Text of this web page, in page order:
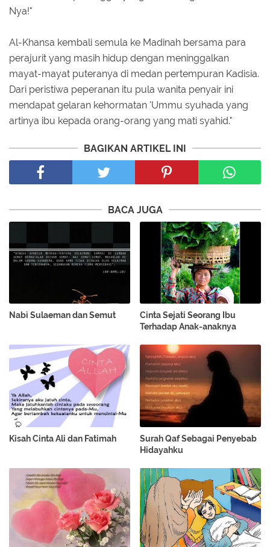
Nya!"
Al-Khansa kembali semula ke Madinah bersama para
perajurit yang masih hidup dengan meninggalkan
mayat-mayat puteranya di medan pertempuran Kadisia.
Dari peristiwa peperanan itu pula wanita penyair ini
mendapat gelaran kehormatan 'Ummu syuhada yang
artinya ibu kepada orang-orang yang mati syahid."
BAGIKAN ARTIKEL INI
BACA JUGA
Nabi Sulaeman dan Semut
Cinta Sejati Seorang Ibu
Terhadap Anak-anaknya
Kisah Cinta Ali dan Fatimah
Surah Qaf Sebagai Penyebab
Hidayahku